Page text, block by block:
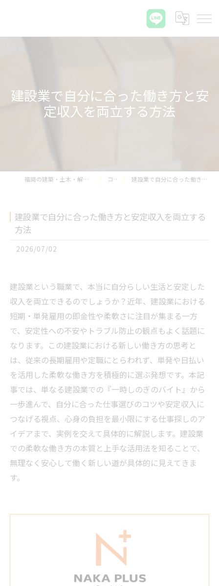
建設業で自分に合った働き方と安
定収入を両立する方法
福岡の建築・土木・解体なら那珂プラス株式会社 コラム 建設業で自分に合った働き方と安定収入を両立する方法
建設業で自分に合った働き方と安定収入を両立する
方法
2026/07/02
建設業という職業で、本当に自分らしい生活と安定した
収入を両立できるのでしょうか？近年、建設業における
短期・単発雇用の即金性や柔軟さに注目が集まる一方
で、安定性への不安やトラブル防止の観点もよく話題に
なります。この建設業における新しい働き方の思考と
は、従来の長期雇用や定職にとらわれず、単発や日払い
を活用した柔軟な働き方を積極的に選ぶ発想です。本記
事では、単なる建設業での『一時しのぎのバイト』から
一歩進んで、自分に合った仕事選びのコツや安定収入に
つなげる視点、心身の負担を最小限にする仕事探しのア
イデアまで、実例を交えて具体的に解説します。建設業
での柔軟な働き方の本質と上手な活用法を知ることで、
無理なく安心して働く新しい道が具体的に見えてきま
す。